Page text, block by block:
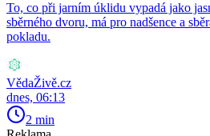
To, co při jarním úklidu vypadá jako
sběrného dvoru, má pro nadšence a
pokladu.
VědaŽivě.cz
dnes, 06:13
2 min